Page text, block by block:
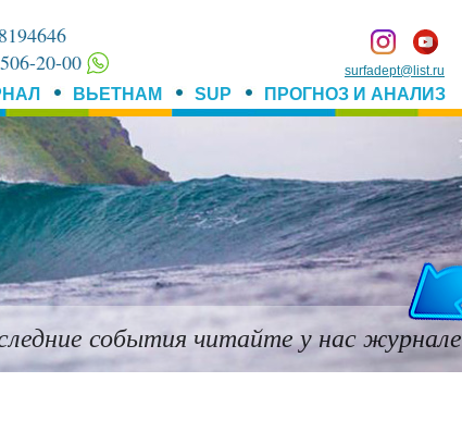
20-00 surfadept@list.ru
ВЬЕТНАМ SUP ПРОГНОЗ И АНАЛИЗ
события читайте у нас журнале